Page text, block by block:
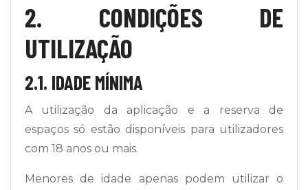
2. CONDIÇÕES DE
UTILIZAÇÃO
2.1. IDADE MÍNIMA
A utilização da aplicação e a reserva de
espaços só estão disponíveis para utilizadores
com 18 anos ou mais.
Menores de idade apenas podem utilizar o